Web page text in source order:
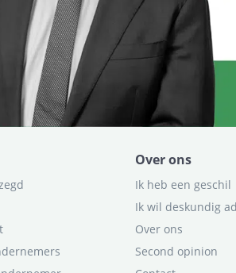
Over ons
Ik heb een geschil
Ik wil deskundig
Over ons
Second opinion